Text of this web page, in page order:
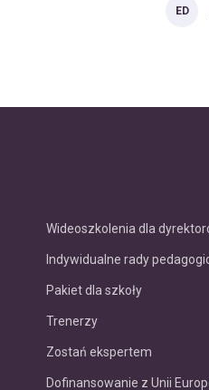
ED
Wideoszkolenia dla
Indywidualne rady
Pakiet dla szkoły
Trenerzy
Zostań ekspertem
Dofinansowanie z Unii